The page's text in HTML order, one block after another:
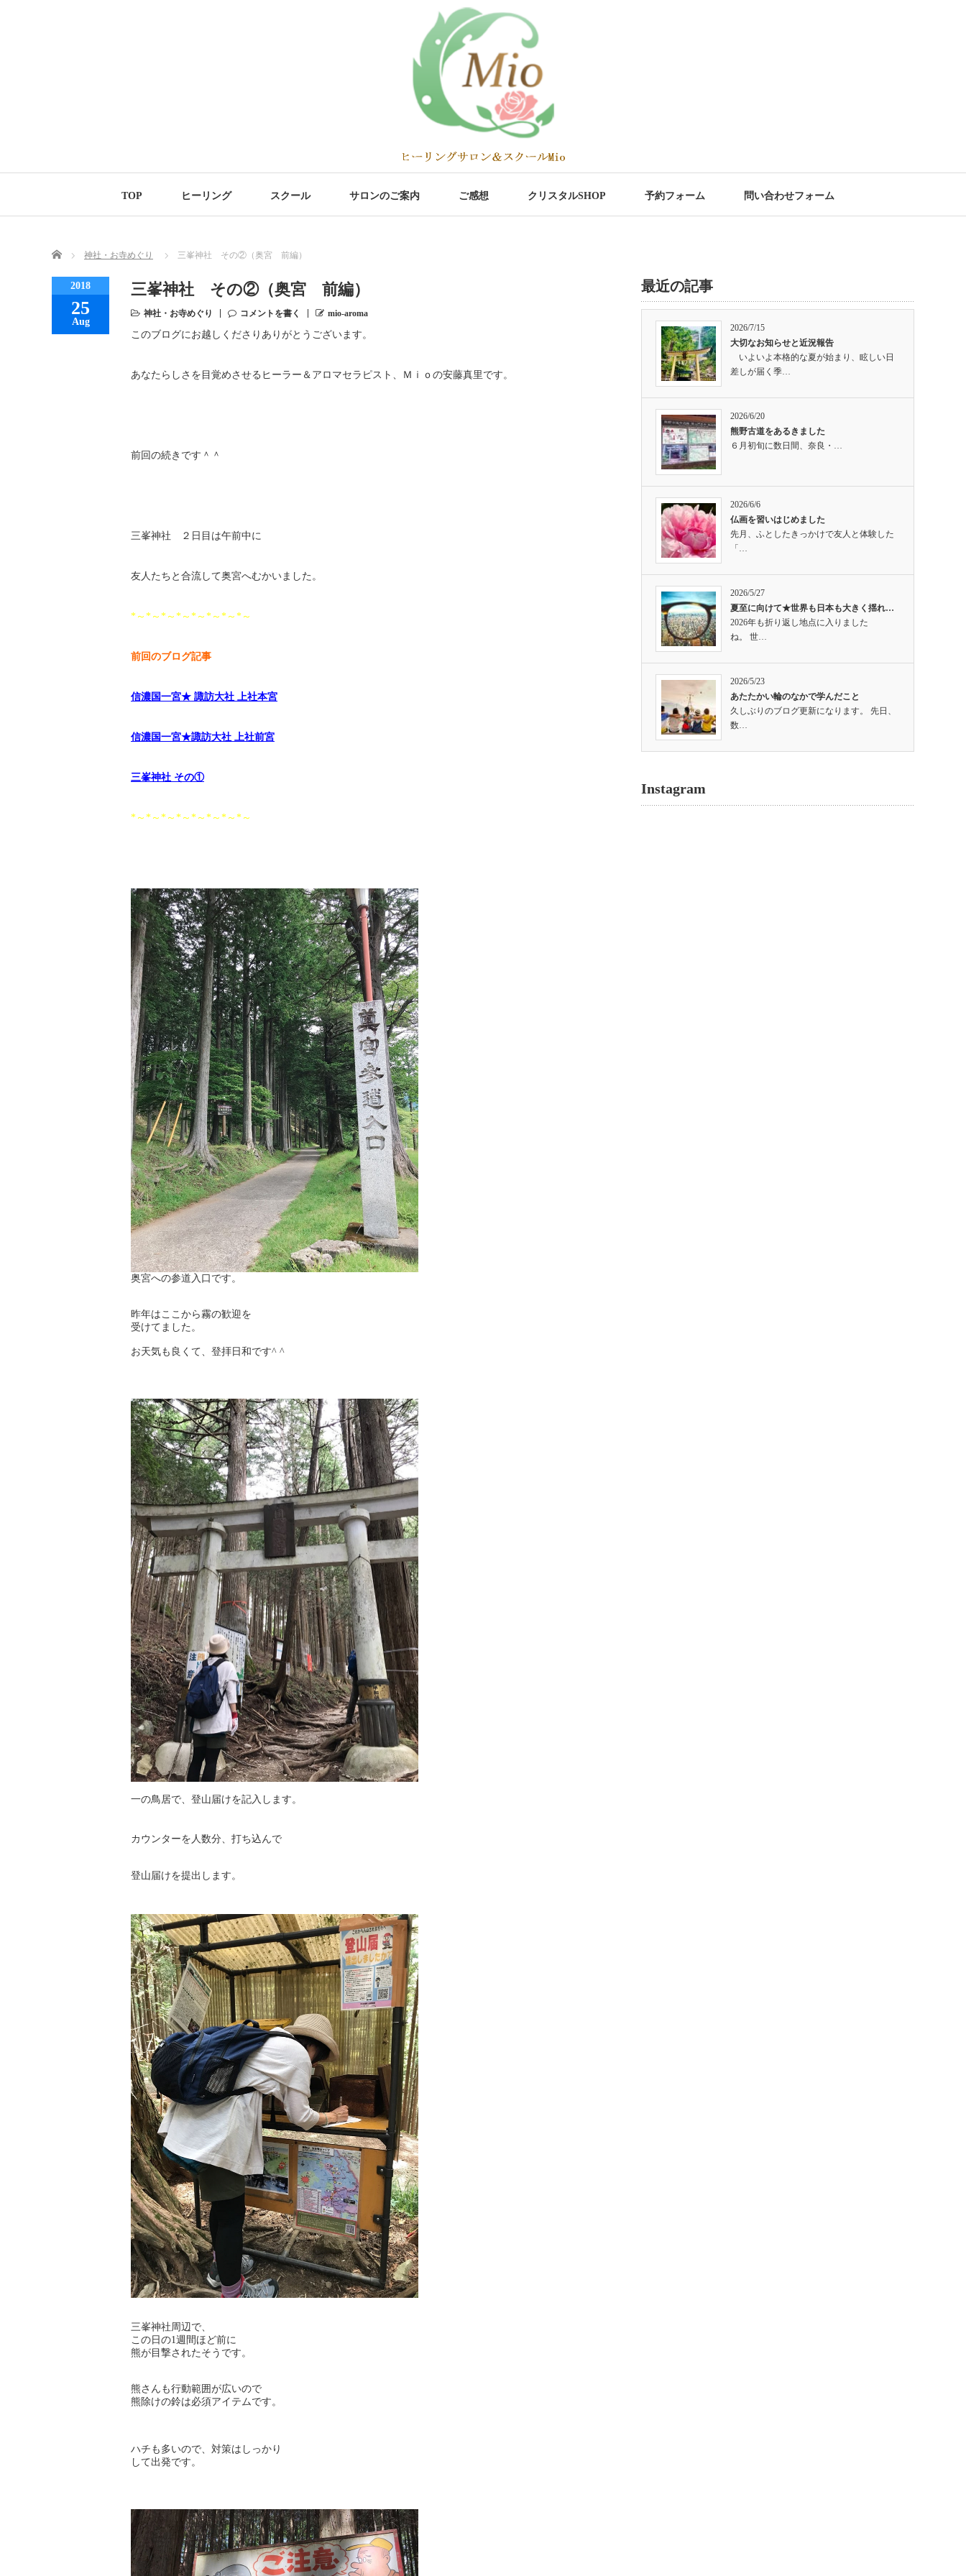
TOP ヒーリング スクール サロンのご案内 ご感想 クリスタルSHOP 予約フォーム 問い合わせフォーム
Home 神社・お寺めぐり 三峯神社 その②（奥宮 前編）
2018
25
Aug
三峯神社 その②（奥宮 前編）
神社・お寺めぐり コメントを書く mio-aroma
このブログにお越しくださりありがとうございます。
あなたらしさを目覚めさせるヒーラー＆アロマセラピスト、Ｍｉｏの安藤真里です。
前回の続きです＾＾
三峯神社 ２日目は午前中に
友人たちと合流して奥宮へむかいました。
*～*～*～*～*～*～*～*～
前回のブログ記事
信濃国一宮★ 諏訪大社 上社本宮
信濃国一宮★諏訪大社 上社前宮
三峯神社 その①
*～*～*～*～*～*～*～*～
奥宮への参道入口です。
昨年はここから霧の歓迎を
受けてました。
お天気も良くて、登拝日和です^ ^
一の鳥居で、登山届けを記入します。
カウンターを人数分、打ち込んで
登山届けを提出します。
三峯神社周辺で、
この日の1週間ほど前に
熊が目撃されたそうです。
熊さんも行動範囲が広いので
熊除けの鈴は必須アイテムです。
ハチも多いので、対策はしっかり
して出発です。
最近の記事
2026/7/15
大切なお知らせと近況報告
いよいよ本格的な夏が始まり、眩しい日
差しが届く季…
2026/6/20
熊野古道をあるきました
６月初旬に数日間、奈良・…
2026/6/6
仏画を習いはじめました
先月、ふとしたきっかけで友人と体験した
「…
2026/5/27
夏至に向けて★世界も日本も大きく揺れ…
2026年も折り返し地点に入りました
ね。 世…
2026/5/23
あたたかい輪のなかで学んだこと
久しぶりのブログ更新になります。 先日、
数…
Instagram